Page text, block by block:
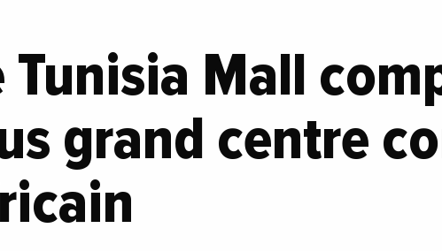
Tunisia Mall
grand centre